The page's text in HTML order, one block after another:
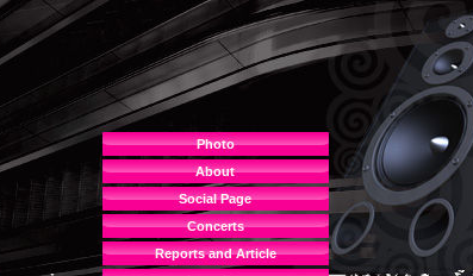
Photo
About
Social Page
Concerts
Reports and Article